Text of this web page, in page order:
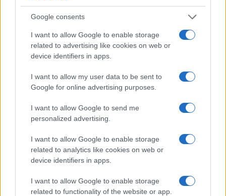
Google consents
I want to allow Google to enable storage
related to advertising like cookies on web or
device identifiers in apps.
I want to allow my user data to be sent to
Google for online advertising purposes.
I want to allow Google to send me
personalized advertising.
I want to allow Google to enable storage
related to analytics like cookies on web or
device identifiers in apps.
I want to allow Google to enable storage
related to functionality of the website or app.
Cómo escribir crónicas culturales con
Explora las técnicas esenciales para escribir crónicas
CRÓNICA